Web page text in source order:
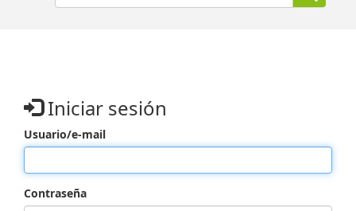
Iniciar sesión
Usuario/e-mail
Contraseña